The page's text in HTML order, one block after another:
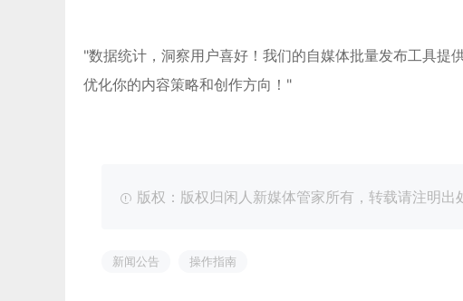
"数据统计，洞察用户喜好！我们的自媒体批量发布工具提
优化你的内容策略和创作方向！"
版权：版权归闲人新媒体管家所有，转载请注明
新闻公告 操作指南